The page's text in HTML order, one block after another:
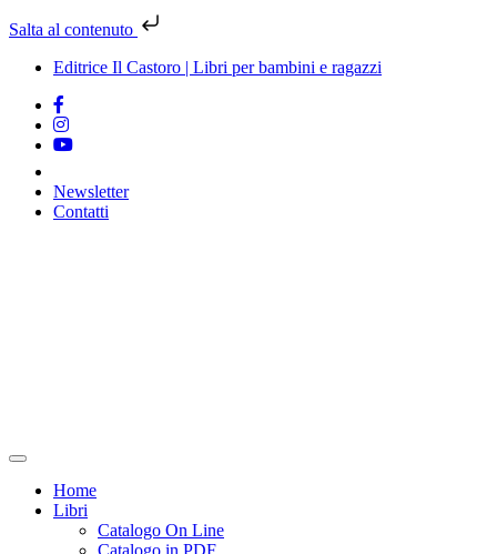
Salta al contenuto
Editrice Il Castoro | Libri per bambini e ragazzi
Newsletter
Contatti
Home
Libri
Catalogo On Line
Catalogo in PDF